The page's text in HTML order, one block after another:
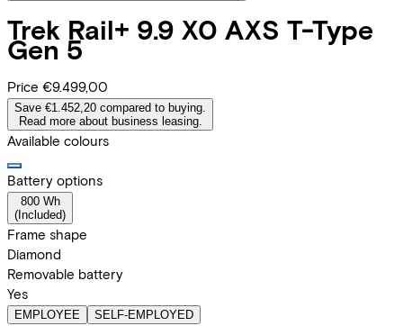
Trek Rail+ 9.9 X0 AXS T-Type
Gen 5
Price €9.499,00
Save €1.452,20 compared to buying.
Read more about business leasing.
Available colours
Battery options
800 Wh
( Included)
Frame shape
Diamond
Removable battery
Yes
EMPLOYEE SELF-EMPLOYED